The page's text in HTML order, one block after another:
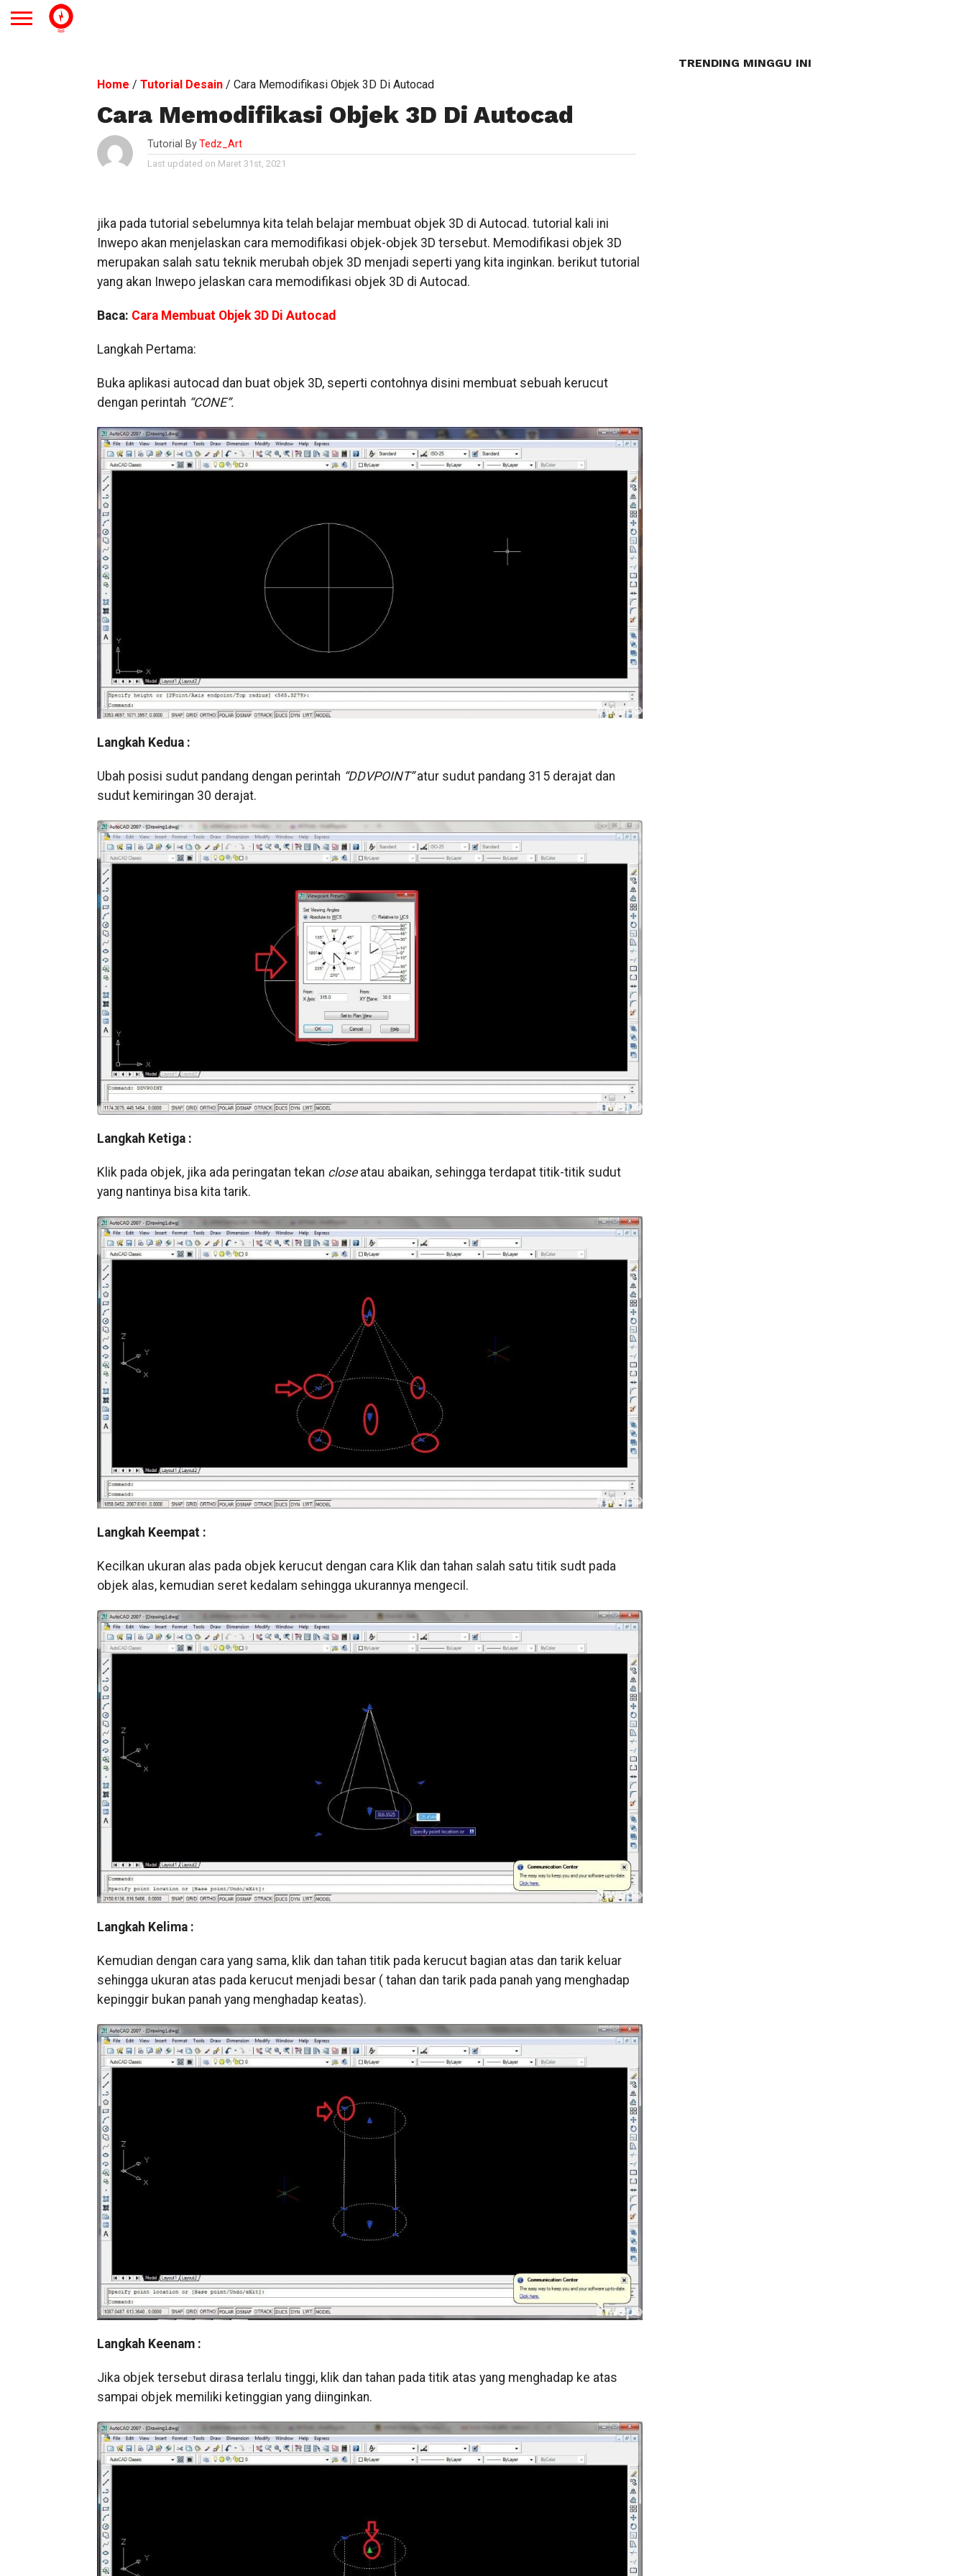
Home / Tutorial Desain/ Cara Memodifikasi Objek 3D Di Autocad
Cara Memodifikasi Objek 3D Di Autocad
Tutorial ByTedz_Art
Last updated on Maret 31st, 2021
jika pada tutorial sebelumnya kita telah belajar membuat objek 3D di Autocad. tutorial kali ini
Inwepo akan menjelaskan cara memodifikasi objek-objek 3D tersebut. Memodifikasi objek 3D
merupakan salah satu teknik merubah objek 3D menjadi seperti yang kita inginkan. berikut tutorial
yang akan Inwepo jelaskan cara memodifikasi objek 3D di Autocad.
Baca: Cara Membuat Objek 3D Di Autocad
Langkah Pertama:
Buka aplikasi autocad dan buat objek 3D, seperti contohnya disini membuat sebuah kerucut
dengan perintah “CONE”.
Langkah Kedua :
Ubah posisi sudut pandang dengan perintah “DDVPOINT”atur sudut pandang 315 derajat dan
sudut kemiringan 30 derajat.
Langkah Ketiga :
Klik pada objek, jika ada peringatan tekan closeatau abaikan, sehingga terdapat titik-titik sudut
yang nantinya bisa kita tarik.
Langkah Keempat :
Kecilkan ukuran alas pada objek kerucut dengan cara Klik dan tahan salah satu titik sudt pada
objek alas, kemudian seret kedalam sehingga ukurannya mengecil.
Langkah Kelima :
Kemudian dengan cara yang sama, klik dan tahan titik pada kerucut bagian atas dan tarik keluar
sehingga ukuran atas pada kerucut menjadi besar ( tahan dan tarik pada panah yang menghadap
kepinggir bukan panah yang menghadap keatas).
Langkah Keenam :
Jika objek tersebut dirasa terlalu tinggi, klik dan tahan pada titik atas yang menghadap ke atas
sampai objek memiliki ketinggian yang diinginkan.
TRENDING MINGGU INI